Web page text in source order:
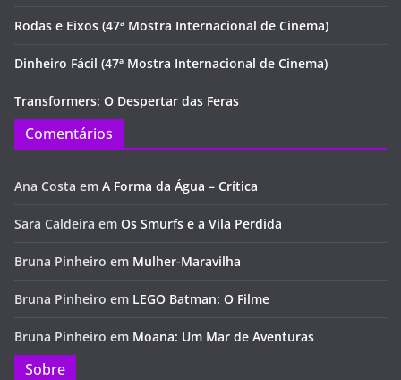
Rodas e Eixos (47ª Mostra Internacional de Cinema)
Dinheiro Fácil (47ª Mostra Internacional de Cinema)
Transformers: O Despertar das Feras
Comentários
Ana Costa em A Forma da Água – Crítica
Sara Caldeira em Os Smurfs e a Vila Perdida
Bruna Pinheiro em Mulher-Maravilha
Bruna Pinheiro em LEGO Batman: O Filme
Bruna Pinheiro em Moana: Um Mar de Aventuras
Sobre